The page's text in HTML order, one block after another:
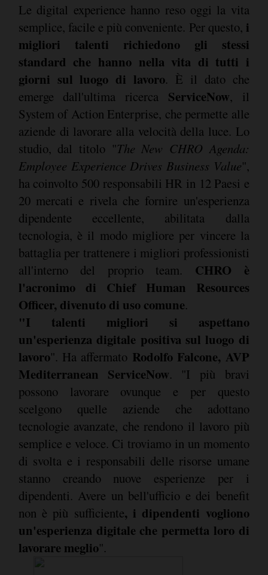
Le digital experience hanno reso oggi la vita
semplice, facile e più conveniente. Per questo, i
migliori talenti richiedono gli stessi
standard che hanno nella vita di tutti i
giorni sul luogo di lavoro. È il dato che
emerge dall'ultima ricerca ServiceNow, il
System of Action Enterprise, che permette alle
aziende di lavorare alla velocità della luce. Lo
studio, dal titolo "The New CHRO Agenda:
Employee Experience Drives Business Value",
ha coinvolto 500 responsabili HR in 12 Paesi e
20 mercati e rivela che fornire un'esperienza
dipendente eccellente, abilitata dalla
tecnologia, è il modo migliore per vincere la
battaglia per trattenere i migliori professionisti
all'interno del proprio team. CHRO è
l'acronimo di Chief Human Resources
Officer, divenuto di uso comune.
"I talenti migliori si aspettano
un'esperienza digitale positiva sul luogo di
lavoro". Ha affermato Rodolfo Falcone, AVP
Mediterranean ServiceNow. "I più bravi
possono lavorare ovunque e per questo
scelgono quelle aziende che adottano
tecnologie avanzate, che rendono il lavoro più
semplice e veloce. Ci troviamo in un momento
di svolta e i responsabili delle risorse umane
stanno creando nuove esperienze per i
dipendenti. Avere un bell'ufficio e dei benefit
non è più sufficiente, i dipendenti vogliono
un'esperienza digitale che permetta loro di
lavorare meglio".